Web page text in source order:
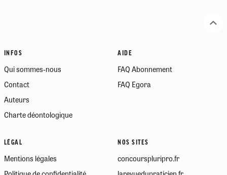
INFOS
Qui sommes-nous
Contact
Auteurs
Charte déontologique
AIDE
FAQ Abonnement
FAQ Egora
LÉGAL
Mentions légales
NOS SITES
concourspluripro.fr